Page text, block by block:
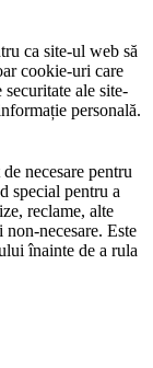
ca site-ul web să
cookie-uri care
ale site-
personală.
necesare pentru
special pentru a
reclame, alte
necesare. Este
înainte de a rula